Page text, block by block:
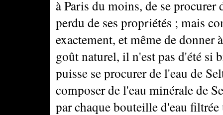
à Paris du moins, de se
perdu de ses propriétés ; mais
exactement, et même de
goût naturel, il n'est pas d'été si
puisse se procurer de l'eau de
composer de l'eau minérale de
par chaque bouteille d'eau